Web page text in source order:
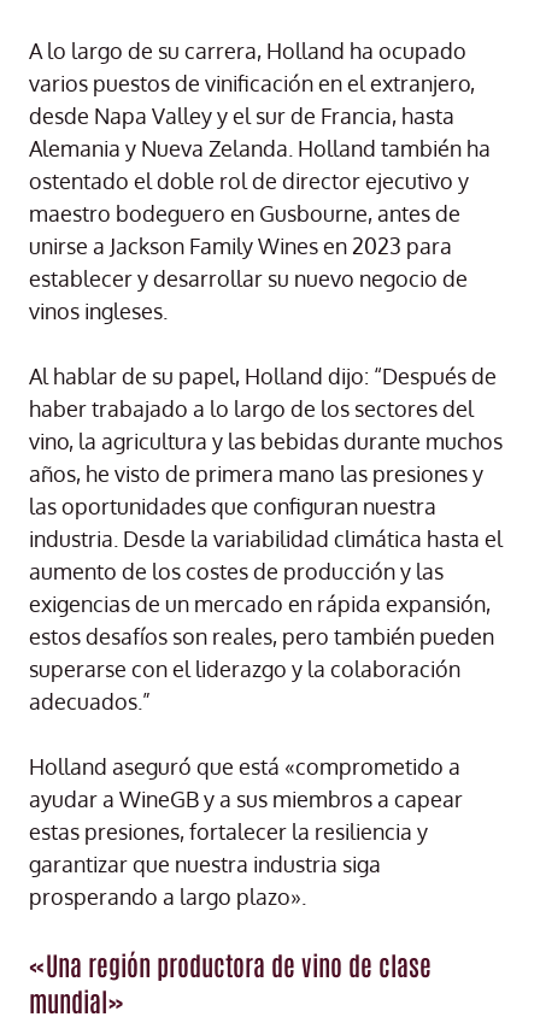
A lo largo de su carrera, Holland ha ocupado
varios puestos de vinificación en el extranjero,
desde Napa Valley y el sur de Francia, hasta
Alemania y Nueva Zelanda. Holland también ha
ostentado el doble rol de director ejecutivo y
maestro bodeguero en Gusbourne, antes de
unirse a Jackson Family Wines en 2023 para
establecer y desarrollar su nuevo negocio de
vinos ingleses.
Al hablar de su papel, Holland dijo: “Después de
haber trabajado a lo largo de los sectores del
vino, la agricultura y las bebidas durante muchos
años, he visto de primera mano las presiones y
las oportunidades que configuran nuestra
industria. Desde la variabilidad climática hasta el
aumento de los costes de producción y las
exigencias de un mercado en rápida expansión,
estos desafíos son reales, pero también pueden
superarse con el liderazgo y la colaboración
adecuados.”
Holland aseguró que está «comprometido a
ayudar a WineGB y a sus miembros a capear
estas presiones, fortalecer la resiliencia y
garantizar que nuestra industria siga
prosperando a largo plazo».
«Una región productora de vino de clase
mundial»